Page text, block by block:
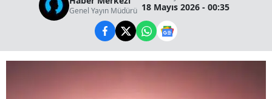
Genel Yayın Müdürü 18 Mayıs 2026 - 00:35